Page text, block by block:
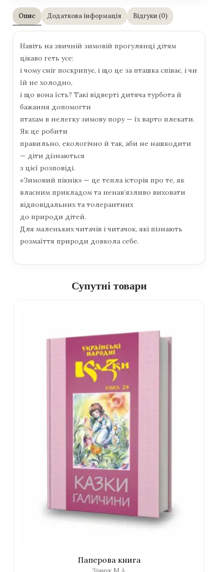
Опис Додаткова інформація Відгуки (0)
Навіть на звичній зимовій прогулянці дітям
цікаво геть усе:
і чому сніг поскрипує, і що це за пташка співає, і чи
їй не холодно,
і що вона їсть? Такі відверті дитяча турбота й
бажання допомогти
птахам в нелегку зимову пору — їх варто плекати.
Як це робити
правильно, екологічно й так, аби не нашкодити
— діти дізнаються
з цієї розповіді.
«Зимовий пікнік» — це тепла історія про те, як
власним прикладом та ненав’язливо виховати
відповідальних та толерантних
до природи дітей.
Для маленьких читачів і читачок, які пізнають
розмаїття природи довкола себе.
Супутні товари
Паперова книга